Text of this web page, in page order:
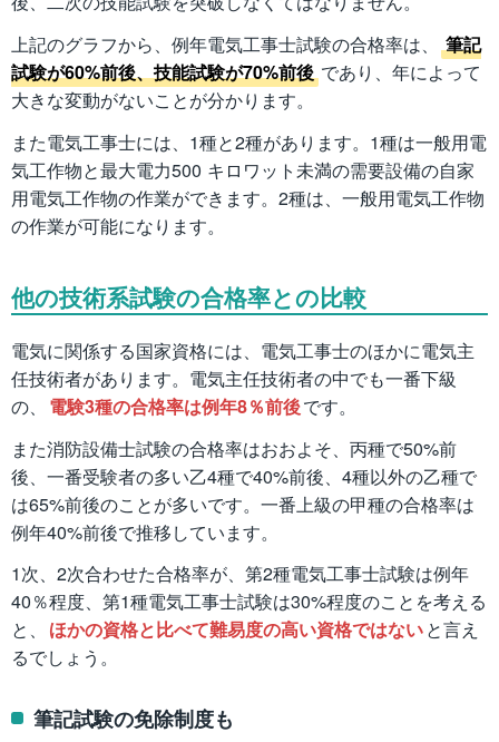
上記のグラフから、例年電気工事士試験の合格率は、
筆記
試験が60%前後、技能試験が70%前後 であり、年によって
大きな変動がないことが分かります。
また電気工事士には、1種と2種があります。1種は一般用電
気工作物と最大電力500 キロワット未満の需要設備の自家
用電気工作物の作業ができます。2種は、一般用電気工作物
の作業が可能になります。
他の技術系試験の合格率との比較
電気に関係する国家資格には、電気工事士のほかに電気主
任技術者があります。電気主任技術者の中でも一番下級
の、
電験3種の合格率は例年8％前後です。
また消防設備士試験の合格率はおおよそ、丙種で50%前
後、一番受験者の多い乙4種で40%前後、4種以外の乙種で
は65%前後のことが多いです。一番上級の甲種の合格率は
例年40%前後で推移しています。
1次、2次合わせた合格率が、第2種電気工事士試験は例年
40％程度、第1種電気工事士試験は30%程度のことを考える
と、
ほかの資格と比べて難易度の高い資格ではないと言え
るでしょう。
筆記試験の免除制度も